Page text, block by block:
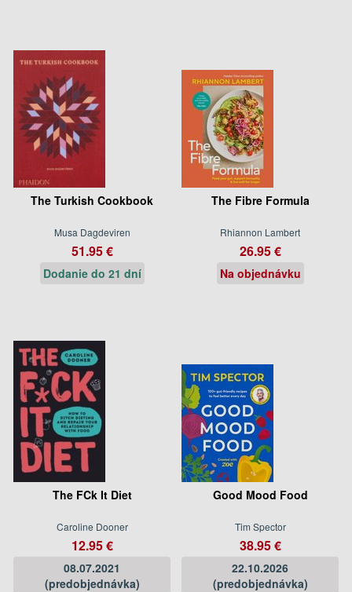
The Turkish Cookbook
Musa Dagdeviren
51.95 €
Dodanie do 21 dní
The Fibre Formula
Rhiannon Lambert
26.95 €
Na objednávku
The FCk It Diet
Caroline Dooner
12.95 €
08.07.2021
(predobjednávka)
Good Mood Food
Tim Spector
38.95 €
22.10.2026
(predobjednávka)